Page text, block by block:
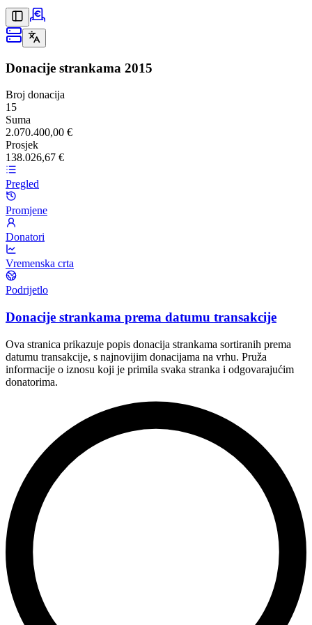
Donacije strankama 2015
Broj donacija
15
Suma
2.070.400,00 €
Prosjek
138.026,67 €
Pregled
Promjene
Donatori
Vremenska crta
Podrijetlo
Donacije strankama prema datumu transakcije
Ova stranica prikazuje popis donacija strankama sortiranih prema
datumu transakcije, s najnovijim donacijama na vrhu. Pruža
informacije o iznosu koji je primila svaka stranka i odgovarajućim
donatorima.